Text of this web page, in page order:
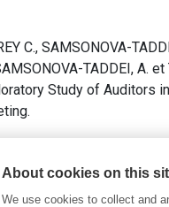
C., SAMSONOVA-
TADDEI,
Study of Auditors
About cookies on this
We use cookies to collect and